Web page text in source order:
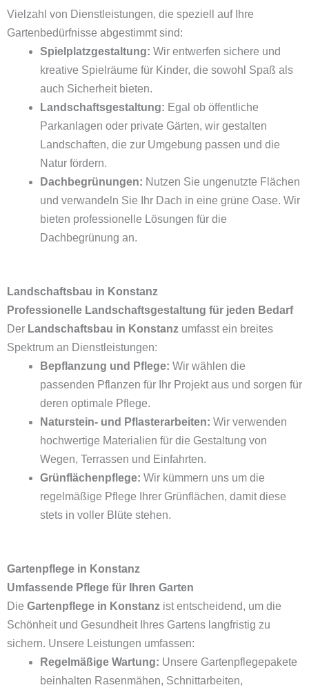
Vielzahl von Dienstleistungen, die speziell auf Ihre
Gartenbedürfnisse abgestimmt sind:
Spielplatzgestaltung: Wir entwerfen sichere und
kreative Spielräume für Kinder, die sowohl Spaß als
auch Sicherheit bieten.
Landschaftsgestaltung: Egal ob öffentliche
Parkanlagen oder private Gärten, wir gestalten
Landschaften, die zur Umgebung passen und die
Natur fördern.
Dachbegrünungen: Nutzen Sie ungenutzte Flächen
und verwandeln Sie Ihr Dach in eine grüne Oase. Wir
bieten professionelle Lösungen für die
Dachbegrünung an.
Landschaftsbau in Konstanz
Professionelle Landschaftsgestaltung für jeden Bedarf
Der Landschaftsbau in Konstanz umfasst ein breites
Spektrum an Dienstleistungen:
Bepflanzung und Pflege: Wir wählen die
passenden Pflanzen für Ihr Projekt aus und sorgen für
deren optimale Pflege.
Naturstein- und Pflasterarbeiten: Wir verwenden
hochwertige Materialien für die Gestaltung von
Wegen, Terrassen und Einfahrten.
Grünflächenpflege: Wir kümmern uns um die
regelmäßige Pflege Ihrer Grünflächen, damit diese
stets in voller Blüte stehen.
Gartenpflege in Konstanz
Umfassende Pflege für Ihren Garten
Die Gartenpflege in Konstanz ist entscheidend, um die
Schönheit und Gesundheit Ihres Gartens langfristig zu
sichern. Unsere Leistungen umfassen:
Regelmäßige Wartung: Unsere Gartenpflegepakete
beinhalten Rasenmähen, Schnittarbeiten,